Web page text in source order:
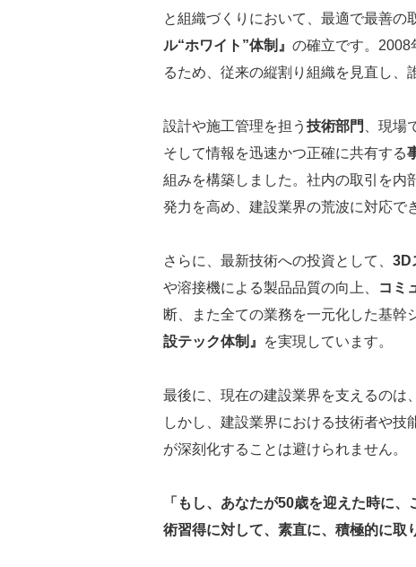
と組織づくりにおいて、最適で最善の
ル“ホワイト”体制』 の確立です。2008
るため、従来の縦割り組織を見直し、
設計や施工管理を担う 技術部門 、現場
そして情報を迅速かつ正確に共有する
組みを構築しました。社内の取引を内
発力を高め、建設業界の荒波に対応で
さらに、最新技術への投資として、 3D
や溶接機による製品品質の向上、
コミ
断、また全ての業務を一元化した基幹
設テック体制』
を実現しています。
最後に、現在の建設業界を支えるのは
しかし、建設業界における技術者や
が深刻化することは避けられません。
「もし、あなたが50歳を迎えた時に
術習得に対して、素直に、積極的に取